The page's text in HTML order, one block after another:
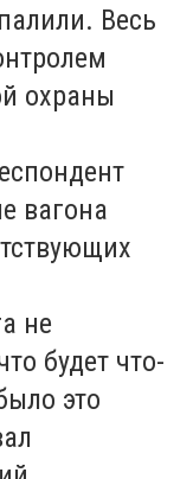
Весь
охраны
вагона
не
будет что-
это